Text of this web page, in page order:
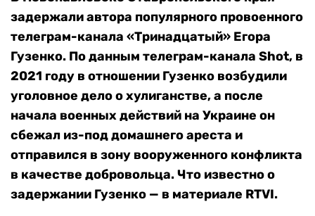
задержали автора популярного провоенного
телеграм-канала «Тринадцатый» Егора
Гузенко. По данным телеграм-канала Shot, в
2021 году в отношении Гузенко возбудили
уголовное дело о хулиганстве, а после
начала военных действий на Украине он
сбежал из-под домашнего ареста и
отправился в зону вооруженного конфликта
в качестве добровольца. Что известно о
задержании Гузенко — в материале RTVI.